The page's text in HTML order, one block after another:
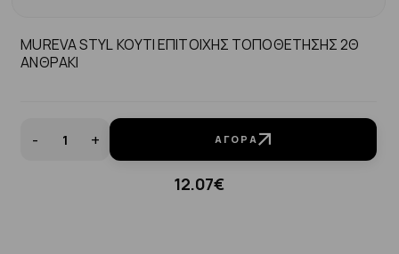
MUREVA STYL ΚΟΥΤΙ ΕΠΙΤΟΙΧΗΣ ΤΟΠΟΘΕΤΗΣΗΣ 2Θ
ΑΝΘΡΑΚΙ
- + ΑΓΟΡΆ
12.07€